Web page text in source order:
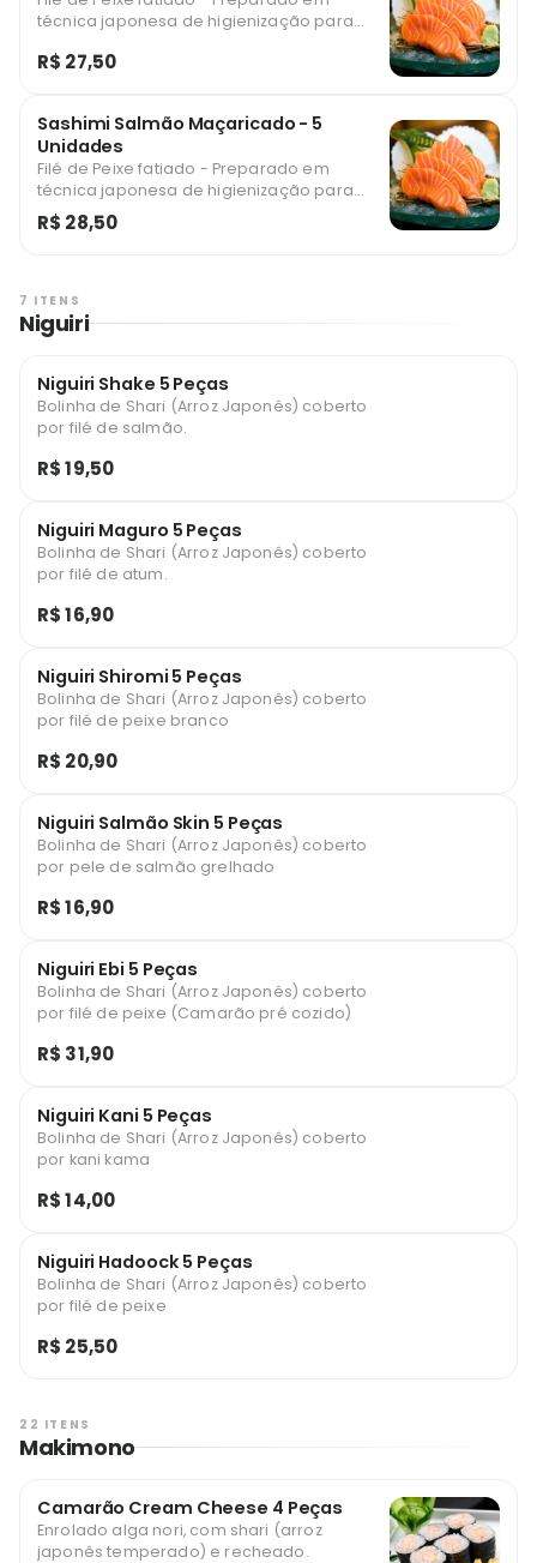
técnica japonesa de higienização para
R$ 27,50
Sashimi Salmão Maçaricado - 5
Unidades
Filé de Peixe fatiado - Preparado em
técnica japonesa de higienização para
consumo
R$ 28,50
7 ITENS
Niguiri
Niguiri Shake 5 Peças
Bolinha de Shari (Arroz Japonês) coberto
por filé de salmão.
R$ 19,50
Niguiri Maguro 5 Peças
Bolinha de Shari (Arroz Japonês) coberto
por filé de atum.
R$ 16,90
Niguiri Shiromi 5 Peças
Bolinha de Shari (Arroz Japonês) coberto
por filé de peixe branco
R$ 20,90
Niguiri Salmão Skin 5 Peças
Bolinha de Shari (Arroz Japonês) coberto
por pele de salmão grelhado
R$ 16,90
Niguiri Ebi 5 Peças
Bolinha de Shari (Arroz Japonês) coberto
por filé de peixe (Camarão pré cozido)
R$ 31,90
Niguiri Kani 5 Peças
Bolinha de Shari (Arroz Japonês) coberto
por kani kama
R$ 14,00
Niguiri Hadoock 5 Peças
Bolinha de Shari (Arroz Japonês) coberto
por filé de peixe
R$ 25,50
22 ITENS
Makimono
Camarão Cream Cheese 4 Peças
Enrolado alga nori, com shari (arroz
japonês temperado) e recheado.